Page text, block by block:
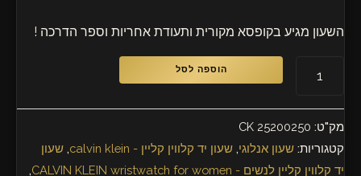
השעון מגיע בקופסא מקורית ותעודת אחריות וספר הדרכה !
הוספה לסל
מק"ט:CK 25200250
קטגוריות:שעון אנלוגי,שעון יד קלווין קליין - calvin klein ,שעון
יד קלווין קליין לנשים - CALVIN KLEIN wristwatch for women
,